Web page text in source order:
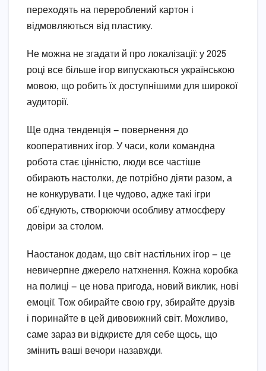
переходять на перероблений картон і
відмовляються від пластику.
Не можна не згадати й про локалізації: у 2025
році все більше ігор випускаються українською
мовою, що робить їх доступнішими для широкої
аудиторії.
Ще одна тенденція — повернення до
кооперативних ігор. У часи, коли командна
робота стає цінністю, люди все частіше
обирають настолки, де потрібно діяти разом, а
не конкурувати. І це чудово, адже такі ігри
об’єднують, створюючи особливу атмосферу
довіри за столом.
Наостанок додам, що світ настільних ігор — це
невичерпне джерело натхнення. Кожна коробка
на полиці — це нова пригода, новий виклик, нові
емоції. Тож обирайте свою гру, збирайте друзів
і поринайте в цей дивовижний світ. Можливо,
саме зараз ви відкриєте для себе щось, що
змінить ваші вечори назавжди.